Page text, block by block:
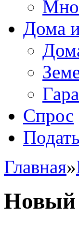
Дома
Спрос
Главная»
Новый